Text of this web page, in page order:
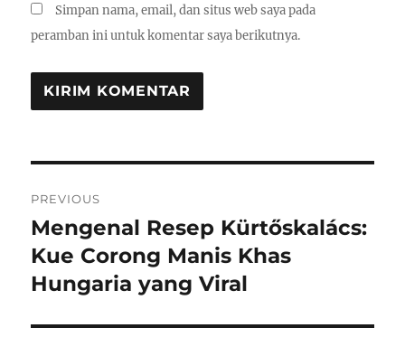
Simpan nama, email, dan situs web saya pada
peramban ini untuk komentar saya berikutnya.
pos
PREVIOUS
Previous
post:
Mengenal Resep Kürtőskalács:
Kue Corong Manis Khas
Hungaria yang Viral